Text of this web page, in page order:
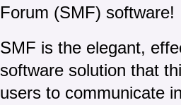
Forum (SMF) software!
SMF is the elegant,
software solution that
users to communicate